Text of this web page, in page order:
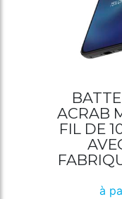
ACRAB
FIL DE
à